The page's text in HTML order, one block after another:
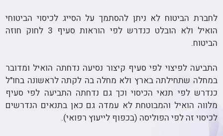
לחברת הביטוח לא ניתן להסתמך על הסייג לכיסוי הביטוחי
הואיל ולא הובלט כנדרש לפי הוראות סעיף 3 לחוק חוזה
הביטוח.
התביעה לפיצוי לפי סעיף קיצור נסיעה נדחתה הואיל ומדובר
במחלה שתחילתה בארץ ולא מחלה בה לקתה לראשונה בחו"ל
כנדרש לפי תנאי הכיסוי וכך גם נדחתה התביעה לפי סעיף
מלווה הואיל והמבוטחת לא עמדה גם כאן בתנאים הנדרשים
לכיסוי זה לפי הפוליסה (בכפוף לייעוץ רפואי).